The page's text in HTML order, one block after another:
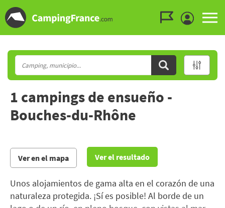
1 campings de ensueño -
Bouches-du-Rhône
Ver en el mapa Ver el resultado
Unos alojamientos de gama alta en el corazón de una
naturaleza protegida. ¡Sí es posible! Al borde de un